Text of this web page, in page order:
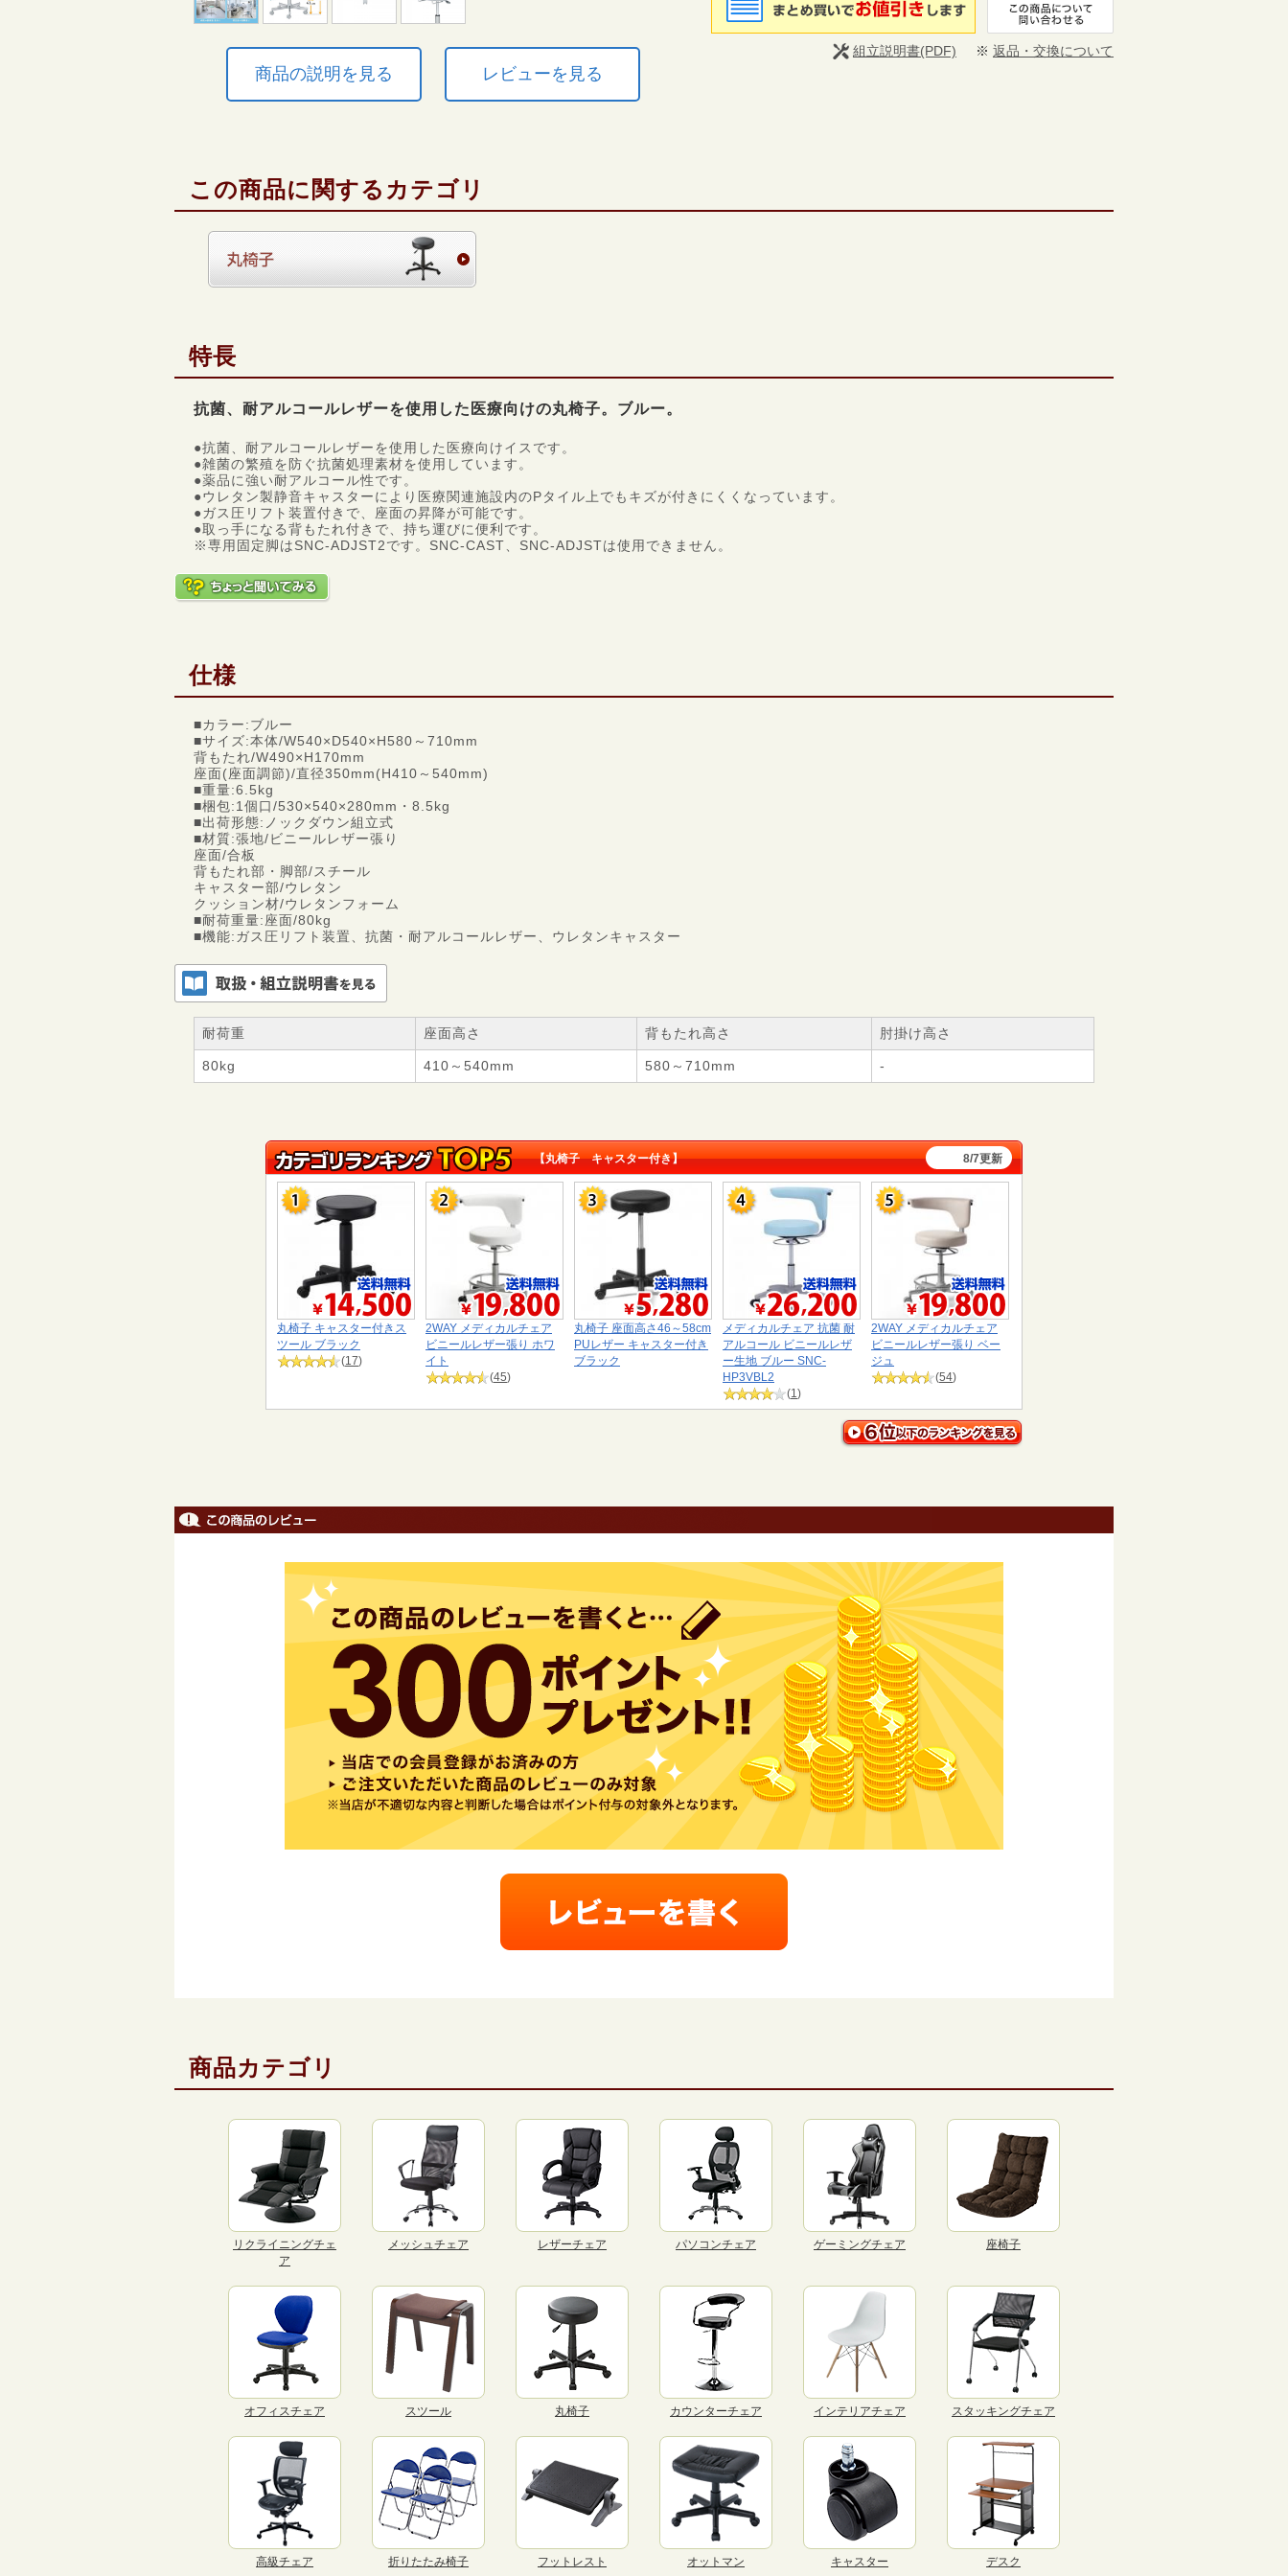
商品の説明を見る レビューを見る
組立説明書(PDF) ※ 返品・交換について
この商品に関するカテゴリ
特長
抗菌、耐アルコールレザーを使用した医療向けの丸椅子。ブルー。
●抗菌、耐アルコールレザーを使用した医療向けイスです。
●雑菌の繁殖を防ぐ抗菌処理素材を使用しています。
●薬品に強い耐アルコール性です。
●ウレタン製静音キャスターにより医療関連施設内のPタイル上でもキズが付きにくくなっています。
●ガス圧リフト装置付きで、座面の昇降が可能です。
●取っ手になる背もたれ付きで、持ち運びに便利です。
※専用固定脚はSNC-ADJST2です。SNC-CAST、SNC-ADJSTは使用できません。
仕様
■カラー:ブルー
■サイズ:本体/W540×D540×H580～710mm
背もたれ/W490×H170mm
座面(座面調節)/直径350mm(H410～540mm)
■重量:6.5kg
■梱包:1個口/530×540×280mm・8.5kg
■出荷形態:ノックダウン組立式
■材質:張地/ビニールレザー張り
座面/合板
背もたれ部・脚部/スチール
キャスター部/ウレタン
クッション材/ウレタンフォーム
■耐荷重量:座面/80kg
■機能:ガス圧リフト装置、抗菌・耐アルコールレザー、ウレタンキャスター
耐荷重 座面高さ 背もたれ高さ 肘掛け高さ
80kg 410～540mm 580～710mm -
【丸椅子 キャスター付き】 8/7更新
丸椅子 キャスター付きス
ツール ブラック
(17)
2WAY メディカルチェア
ビニールレザー張り ホワ
イト
(45)
丸椅子 座面高さ46～58cm
PUレザー キャスター付き
ブラック
メディカルチェア 抗菌 耐
アルコール ビニールレザ
ー生地 ブルー SNC-
HP3VBL2
(1 )
2WAY メディカルチェア
ビニールレザー張り ベー
ジュ
(54)
商品カテゴリ
リクライニングチェ
ア
メッシュチェア レザーチェア パソコンチェア ゲーミングチェア 座椅子
オフィスチェア スツール 丸椅子 カウンターチェア インテリアチェア スタッキングチェア
高級チェア 折りたたみ椅子 フットレスト オットマン キャスター デスク